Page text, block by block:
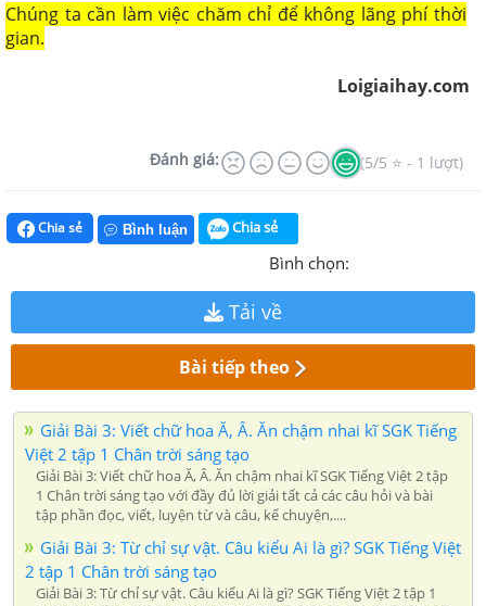
Chúng ta cần làm việc chăm chỉ để không lãng phí thời
gian.
Loigiaihay.com
Đánh giá: (5/5 ⭐ - 1 lượt)
Chia sẻ Bình luận Chia sẻ
Bình chọn:
Tải về
Bài tiếp theo
Giải Bài 3: Viết chữ hoa Ă, Â. Ăn chậm nhai kĩ SGK Tiếng
Việt 2 tập 1 Chân trời sáng tạo
Giải Bài 3: Viết chữ hoa Ă, Â. Ăn chậm nhai kĩ SGK Tiếng Việt 2 tập
1 Chân trời sáng tạo với đầy đủ lời giải tất cả các câu hỏi và bài
tập phần đọc, viết, luyện từ và câu, kể chuyện,....
Giải Bài 3: Từ chỉ sự vật. Câu kiểu Ai là gì? SGK Tiếng Việt
2 tập 1 Chân trời sáng tạo
Giải Bài 3: Từ chỉ sự vật. Câu kiểu Ai là gì? SGK Tiếng Việt 2 tập 1